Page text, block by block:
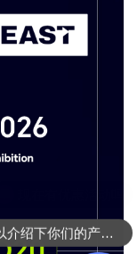
可以介绍下你们的产品么